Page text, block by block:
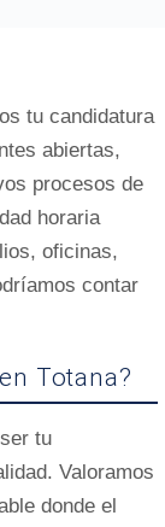
tu candidatura
abiertas,
procesos de
horaria
oficinas,
contar
Totana?
tu
Valoramos
donde el